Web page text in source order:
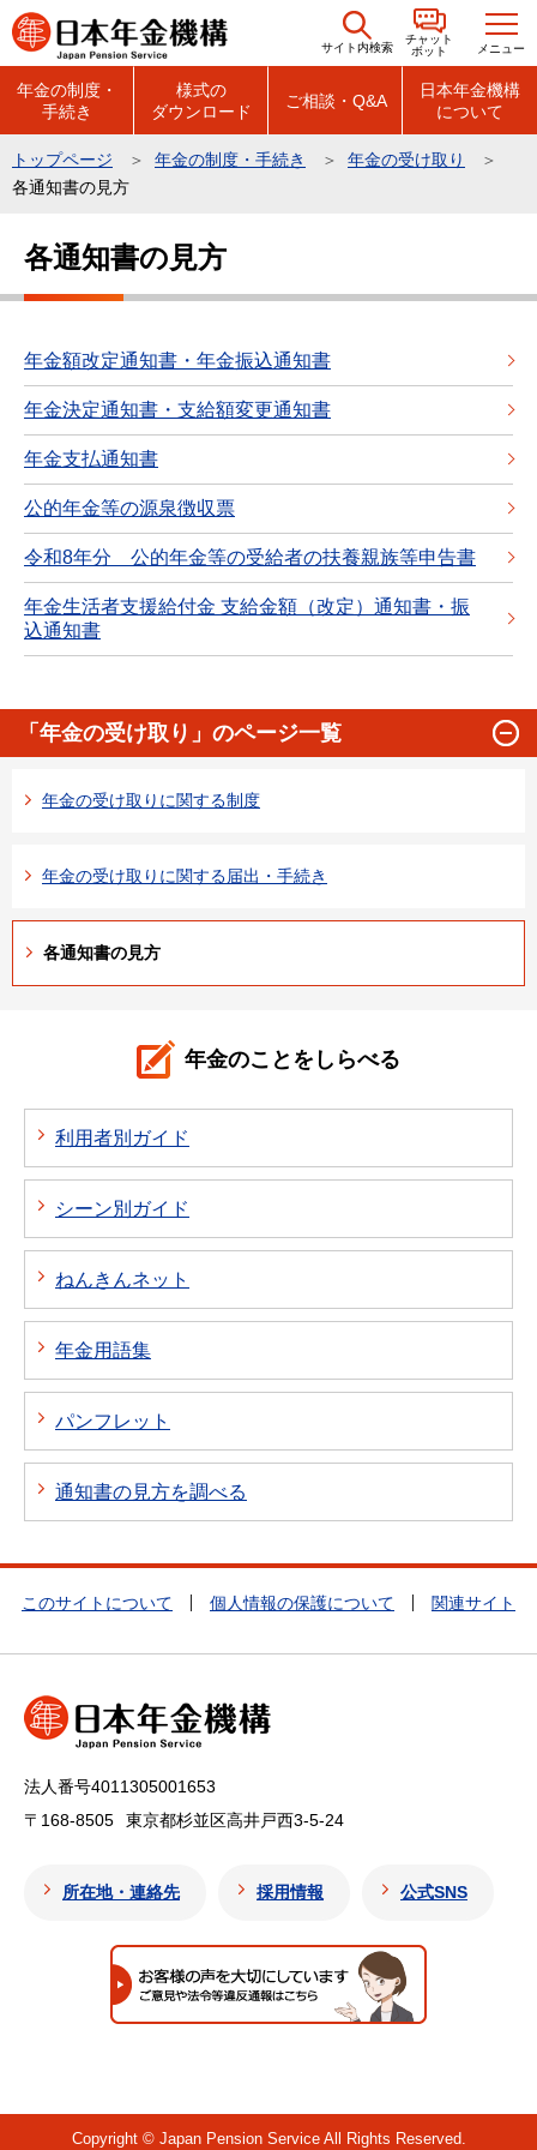
こ
の
の
す
サイト内検索
チャット
ボット
メニュー
年金の制度・
手続き
様式の
ダウンロード
ご相談・Q&A
日本年金機構
について
トップページ 年金の制度・手続き
年金の受け取り
各通知書の見方
こ
各通知書の見方
年金額改定通知書・年金振込通知書
年金決定通知書・支給額変更通知書
年金支払通知書
公的年金等の源泉徴収票
令和8年分 公的年金等の受給者の扶養親族等申告書
年金生活者支援給付金 支給金額（改定）通知書・振
込通知書
「年金の受け取り」のページ一覧
年金の受け取りに関する制度
年金の受け取りに関する届出・手続き
各通知書の見方
年金のことをしらべる
利用者別ガイド
シーン別ガイド
ねんきんネット
年金用語集
パンフレット
通知書の見方を調べる
このサイトについて 個人情報の保護について 関連サイト
法人番号4011305001653
〒168-8505
東京都杉並区高井戸西3-5-24
所在地・連絡先 採用情報 公式SNS
Copyright © Japan Pension Service All Rights Reserved.